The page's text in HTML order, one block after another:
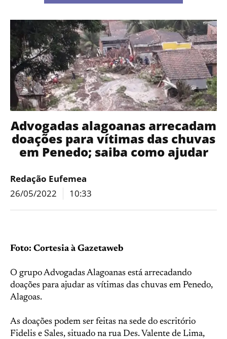
Advogadas alagoanas arrecadam
doações para vítimas das chuvas
em Penedo; saiba como ajudar
Redação Eufemea
26/05/2022
10:33
Foto: Cortesia à Gazetaweb
O grupo Advogadas Alagoanas está arrecadando
doações para ajudar as vítimas das chuvas em Penedo,
Alagoas.
As doações podem ser feitas na sede do escritório
Fidelis e Sales, situado na rua Des. Valente de Lima,